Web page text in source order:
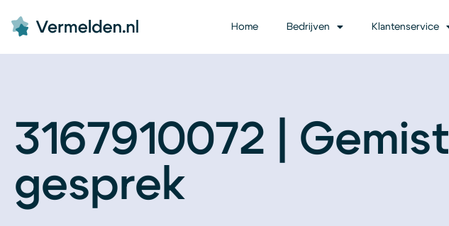
Home Bedrijven Klantenservice
3167910072 | Gemist
gesprek